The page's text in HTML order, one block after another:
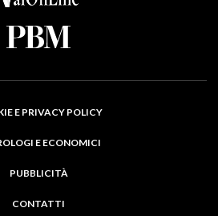
E PRIVACY POLICY
E ECONOMICI
PUBBLICITÀ
CONTATTI